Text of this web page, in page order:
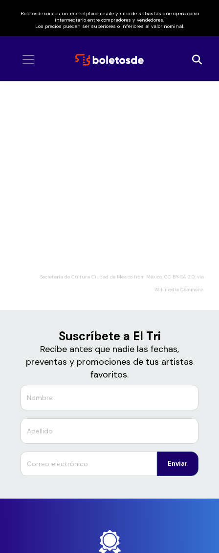
Boletosde.com es un marketplace resale y sitio de subastas que opera como
intermediario entre compradores y vendedores.
Los precios pueden ser superiores o inferiores al valor nominal.
Secretaría de Cultura Ciudad de México from México, CC BY-SA 2.0, vía
Wikimedia Commons
Suscríbete a El Tri
Recibe antes que nadie las fechas,
preventas y promociones de tus artistas
favoritos.
Enviar